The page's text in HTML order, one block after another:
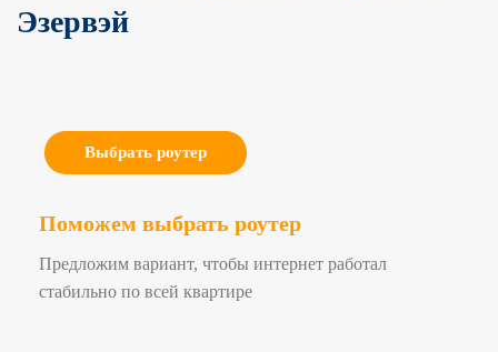
Эзервэй
Выбрать роутер
Поможем выбрать роутер
Предложим вариант, чтобы интернет работал
стабильно по всей квартире